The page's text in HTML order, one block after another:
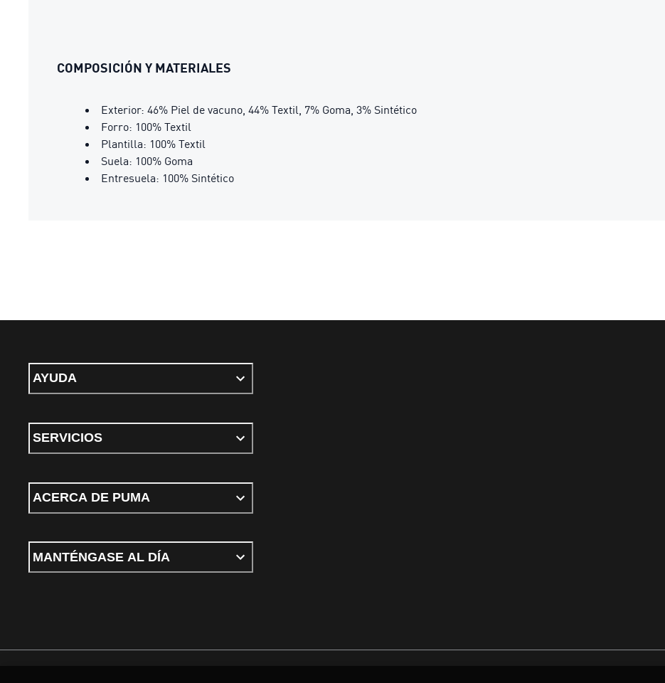
COMPOSICIÓN Y MATERIALES
Exterior: 46% Piel de vacuno, 44% Textil, 7% Goma, 3% Sintético
Forro: 100% Textil
Plantilla: 100% Textil
Suela: 100% Goma
Entresuela: 100% Sintético
AYUDA
SERVICIOS
ACERCA DE PUMA
MANTÉNGASE AL DÍA